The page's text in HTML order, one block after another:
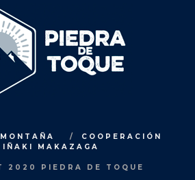
MONTAÑA
COOPERACIÓN
IÑAKI MAKAZAGA
2020 PIEDRA DE TOQUE